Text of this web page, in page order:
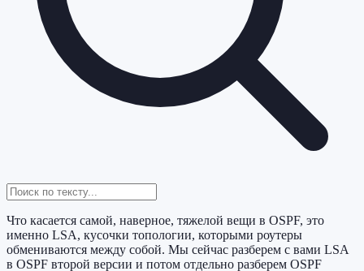
Что касается самой, наверное, тяжелой вещи в OSPF, это
именно LSA, кусочки топологии, которыми роутеры
обмениваются между собой. Мы сейчас разберем с вами LSA
в OSPF второй версии и потом отдельно разберем OSPF